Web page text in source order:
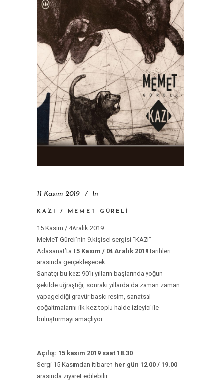
11 Kasım 2019 In
KAZI / MEMET GÜRELI
15 Kasım / 4Aralık 2019
MeMeT Güreli’nin 9.kişisel sergisi ‘’KAZI’’
Adasanat’ta 15 Kasım / 04 Aralık 2019tarihleri
arasında gerçekleşecek.
Sanatçı bu kez; 90’lı yılların başlarında yoğun
şekilde uğraştığı, sonraki yıllarda da zaman zaman
yapageldiği gravür baskı resim, sanatsal
çoğaltmalarını ilk kez toplu halde izleyici ile
buluşturmayı amaçlıyor.
Açılış: 15 kasım 2019 saat 18.30
Sergi 15 Kasımdan itibaren her gün 12.00 / 19.00
arasında ziyaret edilebilir